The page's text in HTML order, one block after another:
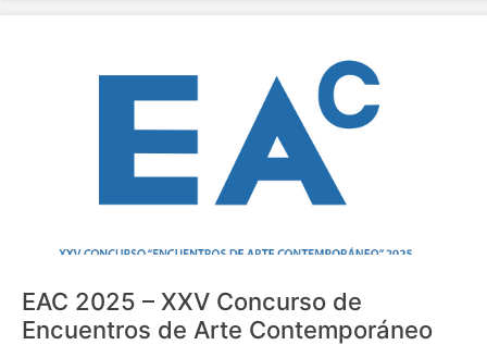
EAC 2025 – XXV Concurso de
Encuentros de Arte Contemporáneo